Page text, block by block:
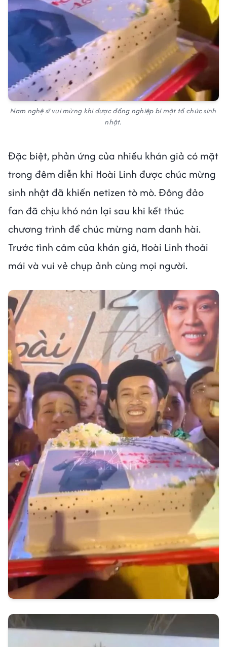
Nam nghệ sĩ vui mừng khi được đồng nghiệp bí mật tổ chức sinh
nhật.
Đặc biệt, phản ứng của nhiều khán giả có mặt
trong đêm diễn khi Hoài Linh được chúc mừng
sinh nhật đã khiến netizen tò mò. Đông đảo
fan đã chịu khó nán lại sau khi kết thúc
chương trình để chúc mừng nam danh hài.
Trước tình cảm của khán giả, Hoài Linh thoải
mái và vui vẻ chụp ảnh cùng mọi người.